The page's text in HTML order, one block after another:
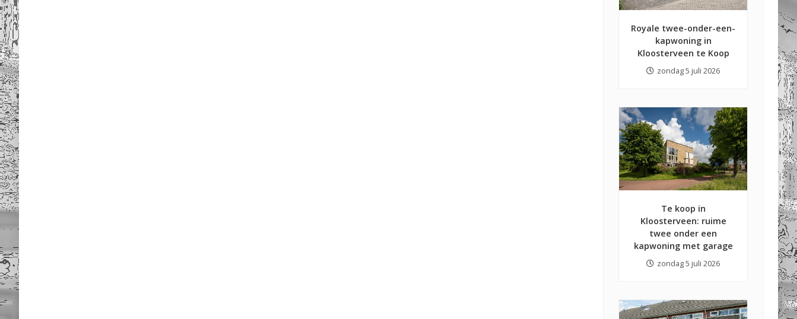
Royale twee-onder-een-
kapwoning in
Kloosterveen te Koop
zondag 5 juli 2026
Te koop in
Kloosterveen: ruime
twee onder een
kapwoning met garage
zondag 5 juli 2026